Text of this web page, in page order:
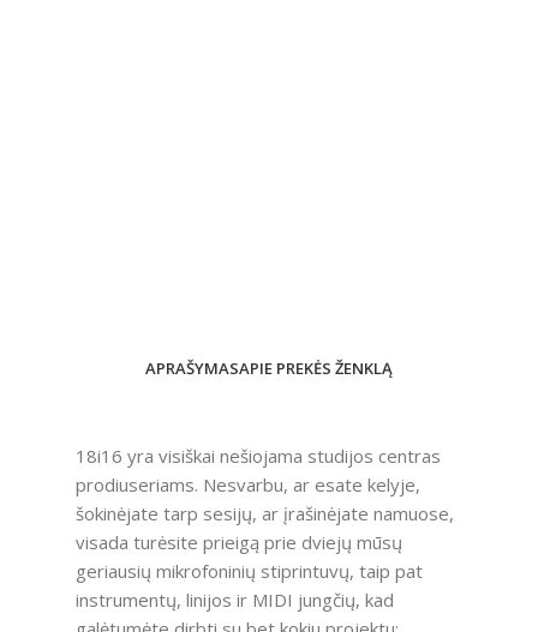
APRAŠYMASAPIE PREKĖS ŽENKLĄ
18i16 yra visiškai nešiojama studijos centras
prodiuseriams. Nesvarbu, ar esate kelyje,
šokinėjate tarp sesijų, ar įrašinėjate namuose,
visada turėsite prieigą prie dviejų mūsų
geriausių mikrofoninių stiprintuvų, taip pat
instrumentų, linijos ir MIDI jungčių, kad